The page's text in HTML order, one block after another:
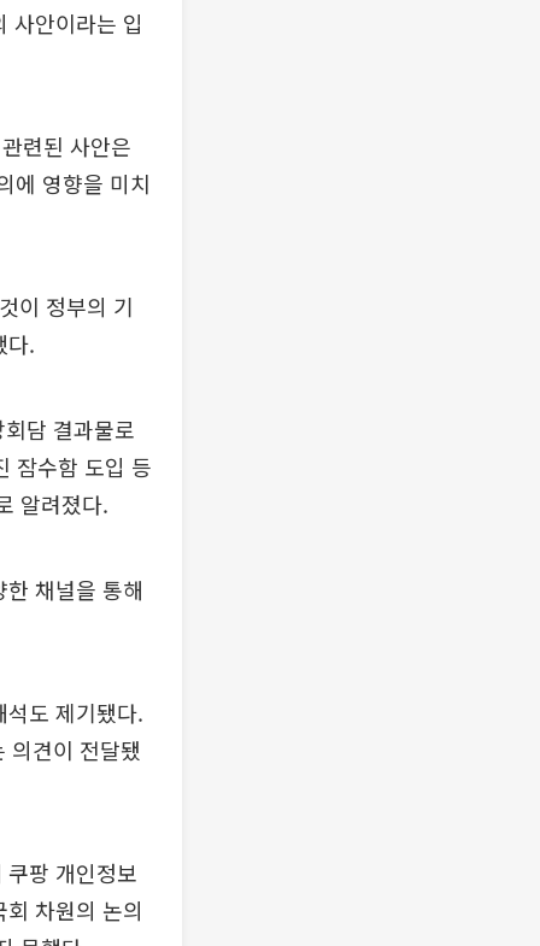
사안이라는 입
련된 사안은
에 영향을 미치
이 정부의 기
다.
담 결과물로
잠수함 도입 등
알려졌다.
채널을 통해
도 제기됐다.
의견이 전달됐
팡 개인정보
차원의 논의